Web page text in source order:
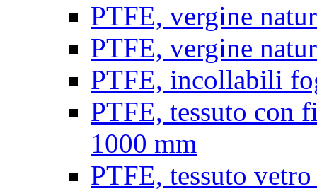
PTFE, vergine
PTFE, vergine
PTFE, incollabili
PTFE, tessuto con
1000 mm
PTFE, tessuto